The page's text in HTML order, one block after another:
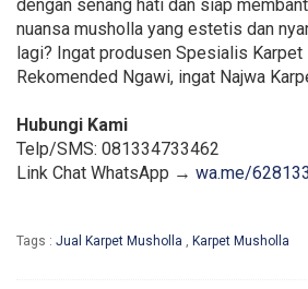
dengan senang hati dan siap
nuansa musholla yang estetis dan
lagi? Ingat produsen Spesialis Karpet
Rekomended Ngawi, ingat Najwa
Hubungi Kami
Telp/SMS: 081334733462
Link Chat WhatsApp → wa.me/
Tags : Jual Karpet Musholla Karpet Musholla